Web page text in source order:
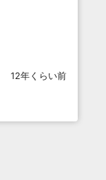
12年くらい前